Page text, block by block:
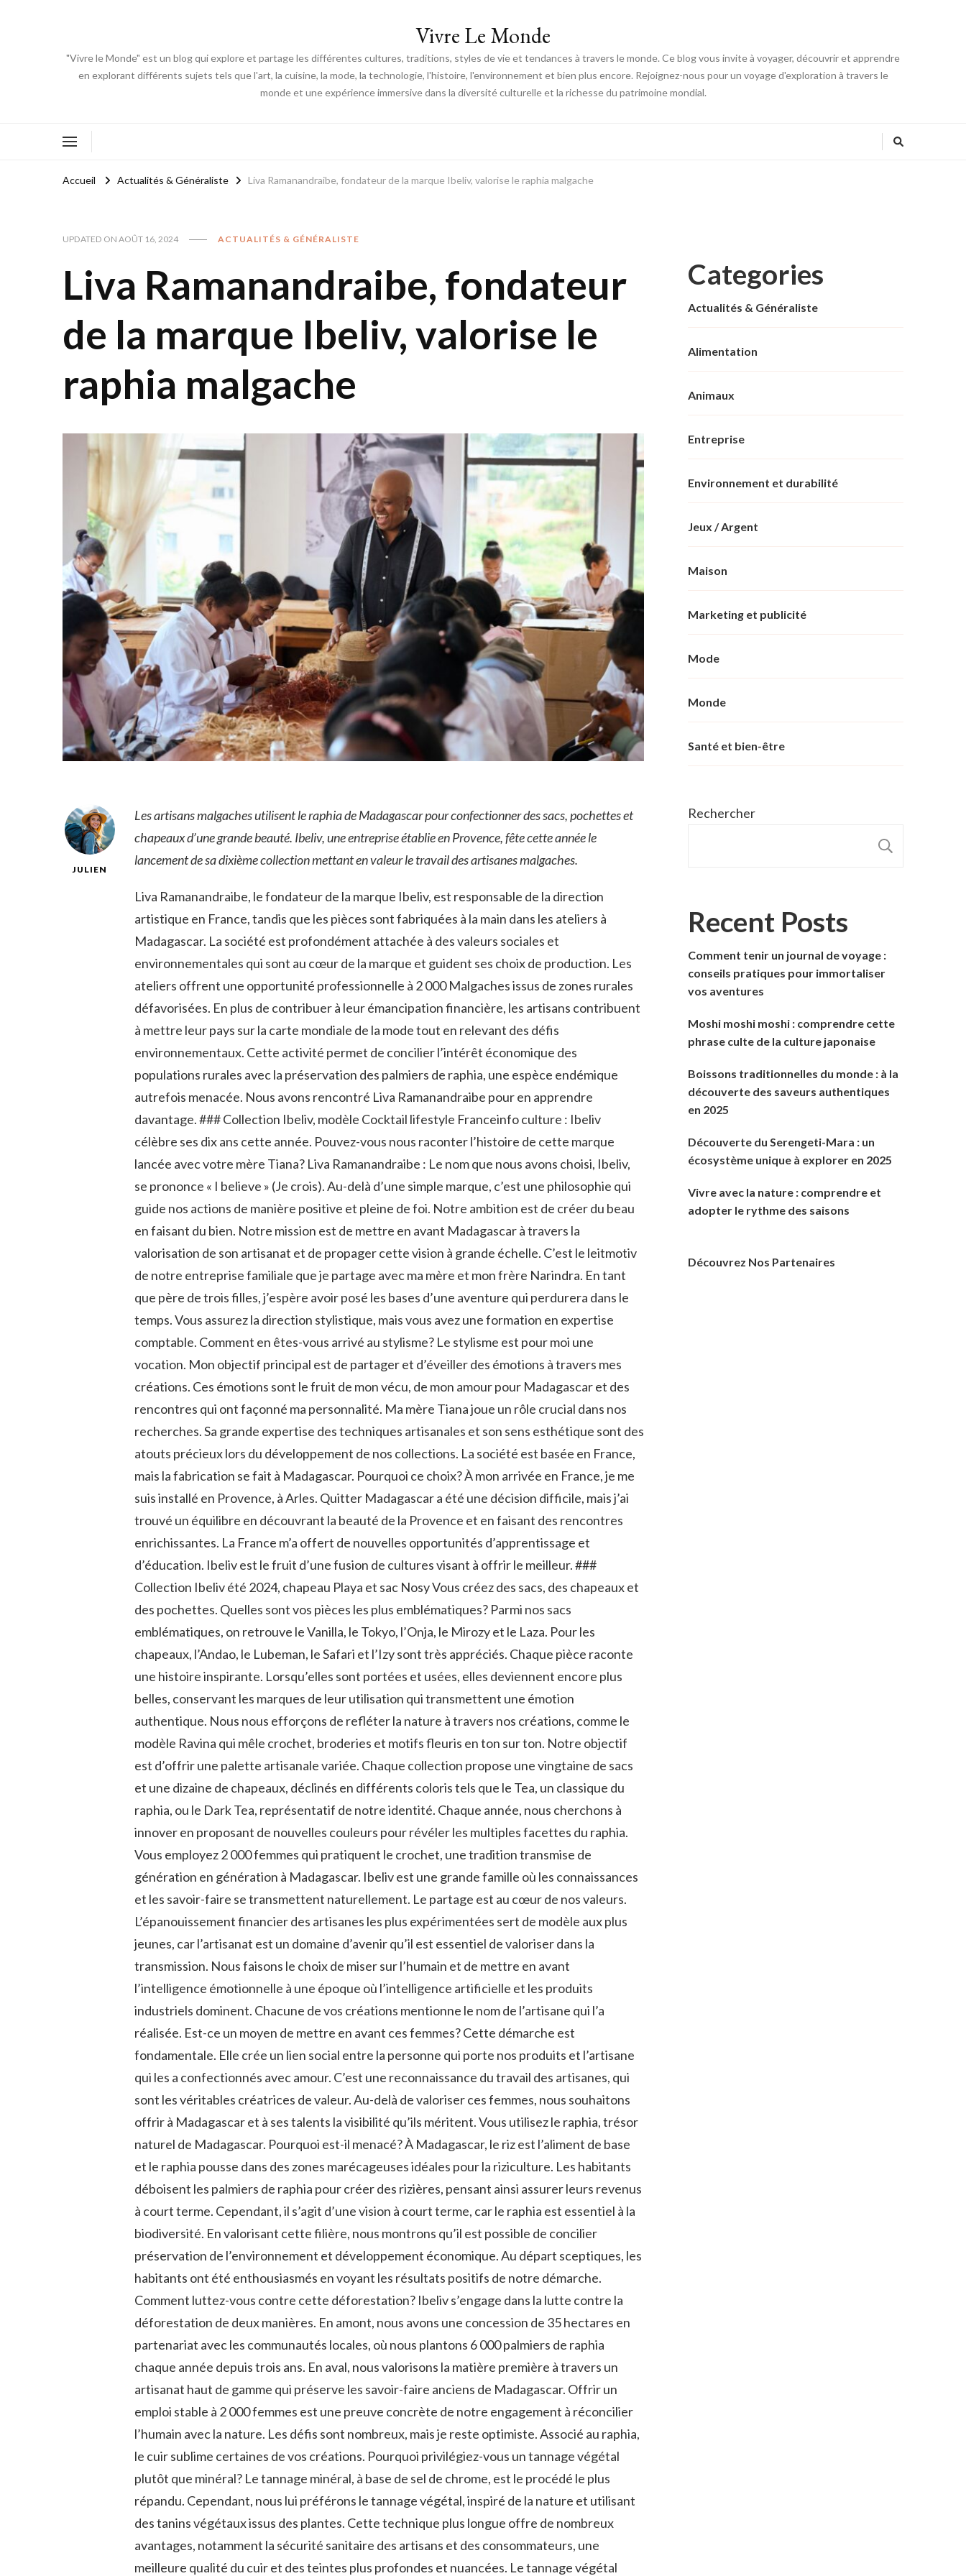
Vivre Le Monde
"Vivre le Monde" est un blog qui explore et partage les différentes cultures, traditions, styles de vie et tendances à travers le monde. Ce blog vous invite à voyager, découvrir et apprendre
en explorant différents sujets tels que l'art, la cuisine, la mode, la technologie, l'histoire, l'environnement et bien plus encore. Rejoignez-nous pour un voyage d'exploration à travers le
monde et une expérience immersive dans la diversité culturelle et la richesse du patrimoine mondial.
Accueil Actualités & Généraliste Liva Ramanandraibe, fondateur de la marque Ibeliv, valorise le raphia malgache
UPDATED ON AOÛT 16, 2024 ACTUALITÉS & GÉNÉRALISTE
Liva Ramanandraibe, fondateur
de la marque Ibeliv, valorise le
raphia malgache
JULIEN
Les artisans malgaches utilisent le raphia de Madagascar pour confectionner des sacs, pochettes et
chapeaux d’une grande beauté. Ibeliv, une entreprise établie en Provence, fête cette année le
lancement de sa dixième collection mettant en valeur le travail des artisanes malgaches.
Liva Ramanandraibe, le fondateur de la marque Ibeliv, est responsable de la direction
artistique en France, tandis que les pièces sont fabriquées à la main dans les ateliers à
Madagascar. La société est profondément attachée à des valeurs sociales et
environnementales qui sont au cœur de la marque et guident ses choix de production. Les
ateliers offrent une opportunité professionnelle à 2 000 Malgaches issus de zones rurales
défavorisées. En plus de contribuer à leur émancipation financière, les artisans contribuent
à mettre leur pays sur la carte mondiale de la mode tout en relevant des défis
environnementaux. Cette activité permet de concilier l’intérêt économique des
populations rurales avec la préservation des palmiers de raphia, une espèce endémique
autrefois menacée. Nous avons rencontré Liva Ramanandraibe pour en apprendre
davantage. ### Collection Ibeliv, modèle Cocktail lifestyle Franceinfo culture : Ibeliv
célèbre ses dix ans cette année. Pouvez-vous nous raconter l’histoire de cette marque
lancée avec votre mère Tiana? Liva Ramanandraibe : Le nom que nous avons choisi, Ibeliv,
se prononce « I believe » (Je crois). Au-delà d’une simple marque, c’est une philosophie qui
guide nos actions de manière positive et pleine de foi. Notre ambition est de créer du beau
en faisant du bien. Notre mission est de mettre en avant Madagascar à travers la
valorisation de son artisanat et de propager cette vision à grande échelle. C’est le leitmotiv
de notre entreprise familiale que je partage avec ma mère et mon frère Narindra. En tant
que père de trois filles, j’espère avoir posé les bases d’une aventure qui perdurera dans le
temps. Vous assurez la direction stylistique, mais vous avez une formation en expertise
comptable. Comment en êtes-vous arrivé au stylisme? Le stylisme est pour moi une
vocation. Mon objectif principal est de partager et d’éveiller des émotions à travers mes
créations. Ces émotions sont le fruit de mon vécu, de mon amour pour Madagascar et des
rencontres qui ont façonné ma personnalité. Ma mère Tiana joue un rôle crucial dans nos
recherches. Sa grande expertise des techniques artisanales et son sens esthétique sont des
atouts précieux lors du développement de nos collections. La société est basée en France,
mais la fabrication se fait à Madagascar. Pourquoi ce choix? À mon arrivée en France, je me
suis installé en Provence, à Arles. Quitter Madagascar a été une décision difficile, mais j’ai
trouvé un équilibre en découvrant la beauté de la Provence et en faisant des rencontres
enrichissantes. La France m’a offert de nouvelles opportunités d’apprentissage et
d’éducation. Ibeliv est le fruit d’une fusion de cultures visant à offrir le meilleur. ###
Collection Ibeliv été 2024, chapeau Playa et sac Nosy Vous créez des sacs, des chapeaux et
des pochettes. Quelles sont vos pièces les plus emblématiques? Parmi nos sacs
emblématiques, on retrouve le Vanilla, le Tokyo, l’Onja, le Mirozy et le Laza. Pour les
chapeaux, l’Andao, le Lubeman, le Safari et l’Izy sont très appréciés. Chaque pièce raconte
une histoire inspirante. Lorsqu’elles sont portées et usées, elles deviennent encore plus
belles, conservant les marques de leur utilisation qui transmettent une émotion
authentique. Nous nous efforçons de refléter la nature à travers nos créations, comme le
modèle Ravina qui mêle crochet, broderies et motifs fleuris en ton sur ton. Notre objectif
est d’offrir une palette artisanale variée. Chaque collection propose une vingtaine de sacs
et une dizaine de chapeaux, déclinés en différents coloris tels que le Tea, un classique du
raphia, ou le Dark Tea, représentatif de notre identité. Chaque année, nous cherchons à
innover en proposant de nouvelles couleurs pour révéler les multiples facettes du raphia.
Vous employez 2 000 femmes qui pratiquent le crochet, une tradition transmise de
génération en génération à Madagascar. Ibeliv est une grande famille où les connaissances
et les savoir-faire se transmettent naturellement. Le partage est au cœur de nos valeurs.
L’épanouissement financier des artisanes les plus expérimentées sert de modèle aux plus
jeunes, car l’artisanat est un domaine d’avenir qu’il est essentiel de valoriser dans la
transmission. Nous faisons le choix de miser sur l’humain et de mettre en avant
l’intelligence émotionnelle à une époque où l’intelligence artificielle et les produits
industriels dominent. Chacune de vos créations mentionne le nom de l’artisane qui l’a
réalisée. Est-ce un moyen de mettre en avant ces femmes? Cette démarche est
fondamentale. Elle crée un lien social entre la personne qui porte nos produits et l’artisane
qui les a confectionnés avec amour. C’est une reconnaissance du travail des artisanes, qui
sont les véritables créatrices de valeur. Au-delà de valoriser ces femmes, nous souhaitons
offrir à Madagascar et à ses talents la visibilité qu’ils méritent. Vous utilisez le raphia, trésor
naturel de Madagascar. Pourquoi est-il menacé? À Madagascar, le riz est l’aliment de base
et le raphia pousse dans des zones marécageuses idéales pour la riziculture. Les habitants
déboisent les palmiers de raphia pour créer des rizières, pensant ainsi assurer leurs revenus
à court terme. Cependant, il s’agit d’une vision à court terme, car le raphia est essentiel à la
biodiversité. En valorisant cette filière, nous montrons qu’il est possible de concilier
préservation de l’environnement et développement économique. Au départ sceptiques, les
habitants ont été enthousiasmés en voyant les résultats positifs de notre démarche.
Comment luttez-vous contre cette déforestation? Ibeliv s’engage dans la lutte contre la
déforestation de deux manières. En amont, nous avons une concession de 35 hectares en
partenariat avec les communautés locales, où nous plantons 6 000 palmiers de raphia
chaque année depuis trois ans. En aval, nous valorisons la matière première à travers un
artisanat haut de gamme qui préserve les savoir-faire anciens de Madagascar. Offrir un
emploi stable à 2 000 femmes est une preuve concrète de notre engagement à réconcilier
l’humain avec la nature. Les défis sont nombreux, mais je reste optimiste. Associé au raphia,
le cuir sublime certaines de vos créations. Pourquoi privilégiez-vous un tannage végétal
plutôt que minéral? Le tannage minéral, à base de sel de chrome, est le procédé le plus
répandu. Cependant, nous lui préférons le tannage végétal, inspiré de la nature et utilisant
des tanins végétaux issus des plantes. Cette technique plus longue offre de nombreux
avantages, notamment la sécurité sanitaire des artisans et des consommateurs, une
meilleure qualité du cuir et des teintes plus profondes et nuancées. Le tannage végétal
Categories
Actualités & Généraliste
Alimentation
Animaux
Entreprise
Environnement et durabilité
Jeux / Argent
Maison
Marketing et publicité
Mode
Monde
Santé et bien-être
Rechercher
Recent Posts
Comment tenir un journal de voyage :
conseils pratiques pour immortaliser
vos aventures
Moshi moshi moshi : comprendre cette
phrase culte de la culture japonaise
Boissons traditionnelles du monde : à la
découverte des saveurs authentiques
en 2025
Découverte du Serengeti-Mara : un
écosystème unique à explorer en 2025
Vivre avec la nature : comprendre et
adopter le rythme des saisons
Découvrez Nos Partenaires